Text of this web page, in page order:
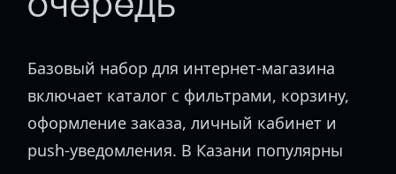
Базовый набор для интернет-магазина
включает каталог с фильтрами, корзину,
оформление заказа, личный кабинет и
push-уведомления. В Казани популярны